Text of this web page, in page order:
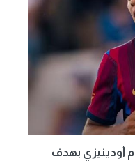
أودينيزي بهدف